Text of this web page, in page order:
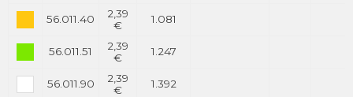
56.011.40
2,39
€
1.081
56.011.51
2,39
€
1.247
56.011.90
2,39
€
1.392